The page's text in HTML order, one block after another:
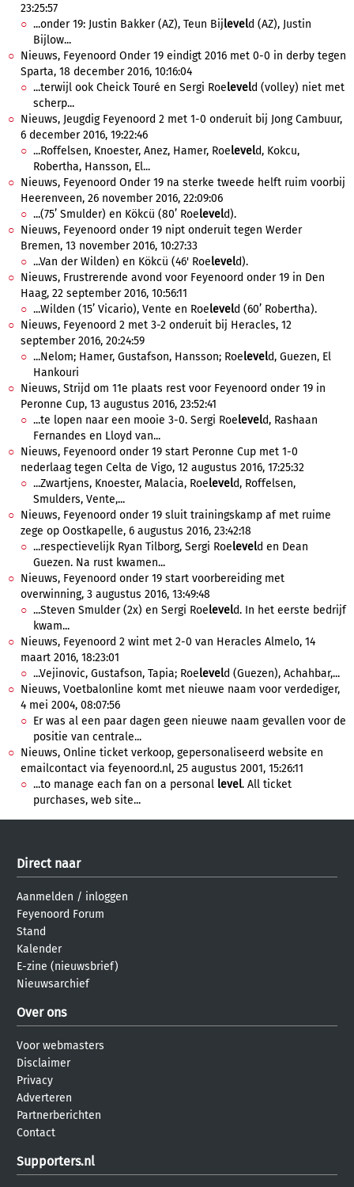
23:25:57
...onder 19: Justin Bakker (AZ), Teun Bijleveld (AZ), Justin
Bijlow...
Nieuws, Feyenoord Onder 19 eindigt 2016 met 0-0 in derby tegen
Sparta, 18 december 2016, 10:16:04
...terwijl ook Cheick Touré en Sergi Roeleveld (volley) niet met
scherp...
Nieuws, Jeugdig Feyenoord 2 met 1-0 onderuit bij Jong Cambuur,
6 december 2016, 19:22:46
...Roffelsen, Knoester, Anez, Hamer, Roeleveld, Kokcu,
Robertha, Hansson, El...
Nieuws, Feyenoord Onder 19 na sterke tweede helft ruim voorbij
Heerenveen, 26 november 2016, 22:09:06
...(75’ Smulder) en Kökcü (80’ Roeleveld).
Nieuws, Feyenoord onder 19 nipt onderuit tegen Werder
Bremen, 13 november 2016, 10:27:33
...Van der Wilden) en Kökcü (46' Roeleveld).
Nieuws, Frustrerende avond voor Feyenoord onder 19 in Den
Haag, 22 september 2016, 10:56:11
...Wilden (15’ Vicario), Vente en Roeleveld (60’ Robertha).
Nieuws, Feyenoord 2 met 3-2 onderuit bij Heracles, 12
september 2016, 20:24:59
...Nelom; Hamer, Gustafson, Hansson; Roeleveld, Guezen, El
Hankouri
Nieuws, Strijd om 11e plaats rest voor Feyenoord onder 19 in
Peronne Cup, 13 augustus 2016, 23:52:41
...te lopen naar een mooie 3-0. Sergi Roeleveld, Rashaan
Fernandes en Lloyd van...
Nieuws, Feyenoord onder 19 start Peronne Cup met 1-0
nederlaag tegen Celta de Vigo, 12 augustus 2016, 17:25:32
...Zwartjens, Knoester, Malacia, Roeleveld, Roffelsen,
Smulders, Vente,...
Nieuws, Feyenoord onder 19 sluit trainingskamp af met ruime
zege op Oostkapelle, 6 augustus 2016, 23:42:18
...respectievelijk Ryan Tilborg, Sergi Roeleveld en Dean
Guezen. Na rust kwamen...
Nieuws, Feyenoord onder 19 start voorbereiding met
overwinning, 3 augustus 2016, 13:49:48
...Steven Smulder (2x) en Sergi Roeleveld. In het eerste bedrijf
kwam...
Nieuws, Feyenoord 2 wint met 2-0 van Heracles Almelo, 14
maart 2016, 18:23:01
...Vejinovic, Gustafson, Tapia; Roeleveld (Guezen), Achahbar,...
Nieuws, Voetbalonline komt met nieuwe naam voor verdediger,
4 mei 2004, 08:07:56
Er was al een paar dagen geen nieuwe naam gevallen voor de
positie van centrale...
Nieuws, Online ticket verkoop, gepersonaliseerd website en
emailcontact via feyenoord.nl, 25 augustus 2001, 15:26:11
...to manage each fan on a personal level. All ticket
purchases, web site...
Direct naar
Aanmelden / inloggen
Feyenoord Forum
Stand
Kalender
E-zine (nieuwsbrief)
Nieuwsarchief
Over ons
Voor webmasters
Disclaimer
Privacy
Adverteren
Partnerberichten
Contact
Supporters.nl